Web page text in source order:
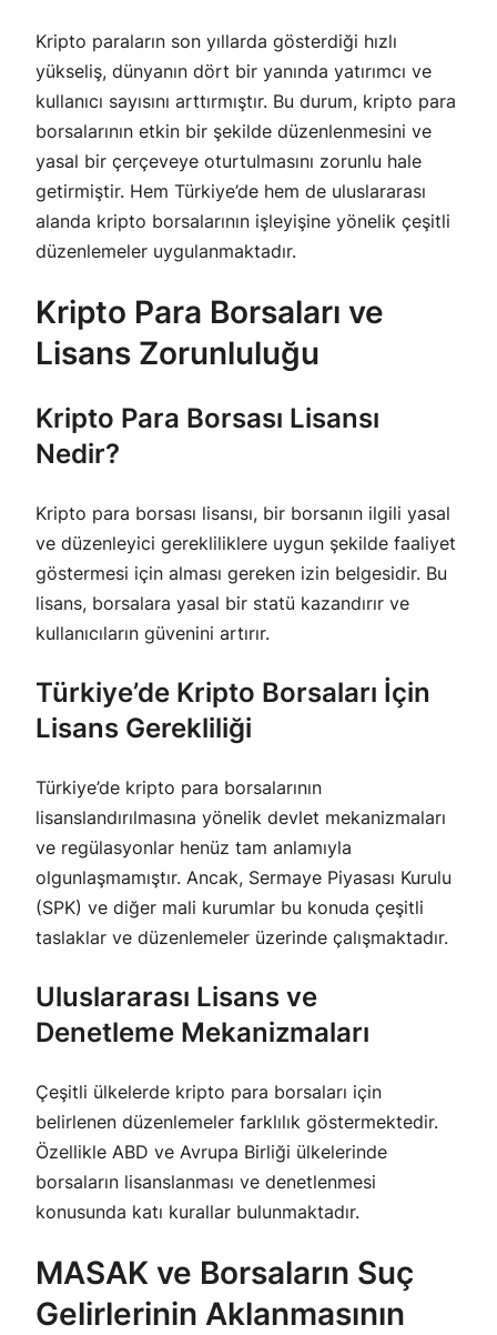
Kripto paraların son yıllarda gösterdiği hızlı
yükseliş, dünyanın dört bir yanında yatırımcı ve
kullanıcı sayısını arttırmıştır. Bu durum, kripto para
borsalarının etkin bir şekilde düzenlenmesini ve
yasal bir çerçeveye oturtulmasını zorunlu hale
getirmiştir. Hem Türkiye’de hem de uluslararası
alanda kripto borsalarının işleyişine yönelik çeşitli
düzenlemeler uygulanmaktadır.
Kripto Para Borsaları ve
Lisans Zorunluluğu
Kripto Para Borsası Lisansı
Nedir?
Kripto para borsası lisansı, bir borsanın ilgili yasal
ve düzenleyici gerekliliklere uygun şekilde faaliyet
göstermesi için alması gereken izin belgesidir. Bu
lisans, borsalara yasal bir statü kazandırır ve
kullanıcıların güvenini artırır.
Türkiye’de Kripto Borsaları İçin
Lisans Gerekliliği
Türkiye’de kripto para borsalarının
lisanslandırılmasına yönelik devlet mekanizmaları
ve regülasyonlar henüz tam anlamıyla
olgunlaşmamıştır. Ancak, Sermaye Piyasası Kurulu
(SPK) ve diğer mali kurumlar bu konuda çeşitli
taslaklar ve düzenlemeler üzerinde çalışmaktadır.
Uluslararası Lisans ve
Denetleme Mekanizmaları
Çeşitli ülkelerde kripto para borsaları için
belirlenen düzenlemeler farklılık göstermektedir.
Özellikle ABD ve Avrupa Birliği ülkelerinde
borsaların lisanslanması ve denetlenmesi
konusunda katı kurallar bulunmaktadır.
MASAK ve Borsaların Suç
Gelirlerinin Aklanmasının